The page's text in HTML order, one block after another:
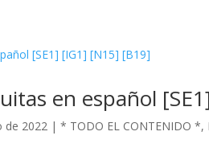
en español
de 2022 |* TODO EL CONTENIDO *,